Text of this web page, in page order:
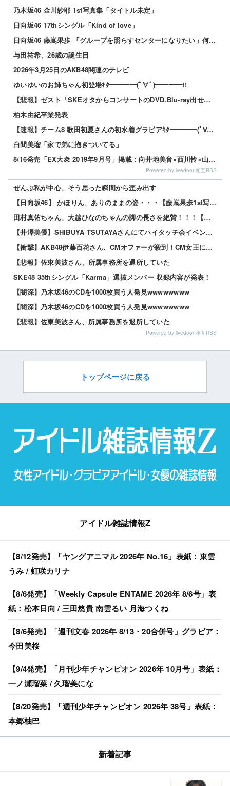
乃木坂46 金川紗耶 1st写真集「タイトル未定」
日向坂46 17thシングル「Kind of love」
日向坂46 藤嶌果歩 「グループを照らすセンターになりたい」何倍もキラキラしたかほりんが降臨【坂道の...
与田祐希、26歳の誕生日
2026年3月25日のAKB48関連のテレビ
ゆいゆいのお姉ちゃん初登場ｷﾀ━━━━(ﾟ∀ﾟ)━━━━!!
【悲報】ゼスト「SKEオタからコンサートのDVD.Blu-ray出せって言われたが2千かかるしペイで...
柏木由紀卒業発表
【速報】チーム8 歌田初夏さんの初水着グラビアｷﾀ━━━━(ﾟ∀ﾟ)━━━━!!
白間美瑠「家で弟に抱きついてる」
8/16発売「EX大衆 2019年9月号」掲載：向井地美音×西川怜×山内瑞葵（AKB48）、村瀬紗英...
Powered by livedoor 相互RSS
ぜんぶ私が中心、そう思った瞬間から歪み出す
【日向坂46】 かほりん、ありのままの姿・・・【藤嶌果歩1st写真集】
田村真佑ちゃん、大越ひなのちゃんの脚の長さを絶賛！！！【乃木坂46】
【井澤美優】SHIBUYA TSUTAYAさんにてハイタッチ会イベントが開催されます
【衝撃】AKB48伊藤百花さん、CMオファーが殺到！CM女王になるらしい？【いともも】
【悲報】佐東美波さん、所属事務所を退所していた
SKE48 35thシングル「Karma」選抜メンバー 収録内容が発表！
【闇深】乃木坂46のCDを1000枚買う人発見wwwwwwww
【闇深】乃木坂46のCDを1000枚買う人発見wwwwwwww
【悲報】佐東美波さん、所属事務所を退所していた
Powered by livedoor 相互RSS
トップページに戻る
アイドル雑誌情報Z
【8/12発売】「ヤングアニマル 2026年 No.16」表紙：東雲
うみ / 虹咲カリナ
【8/6発売】「Weekly Capsule ENTAME 2026年 8/6号」表
紙：松本日向 / 三田悠貴 南雲るい 月海つくね
【8/6発売】「週刊文春 2026年 8/13・20合併号」グラビア：
今田美桜
【9/4発売】「月刊少年チャンピオン 2026年 10月号」表紙：
一ノ瀬瑠菜 / 久瑠美にな
【8/20発売】「週刊少年チャンピオン 2026年 38号」表紙：
本郷柚巴
新着記事